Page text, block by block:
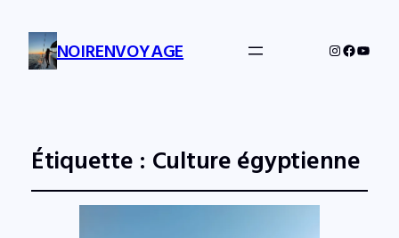
NOIRENVOYAGE Instagram
Étiquette : Culture égyptienne